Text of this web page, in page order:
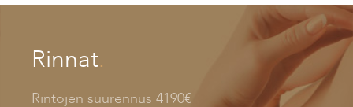
Rinnat.
Rintojen suurennus 4190€